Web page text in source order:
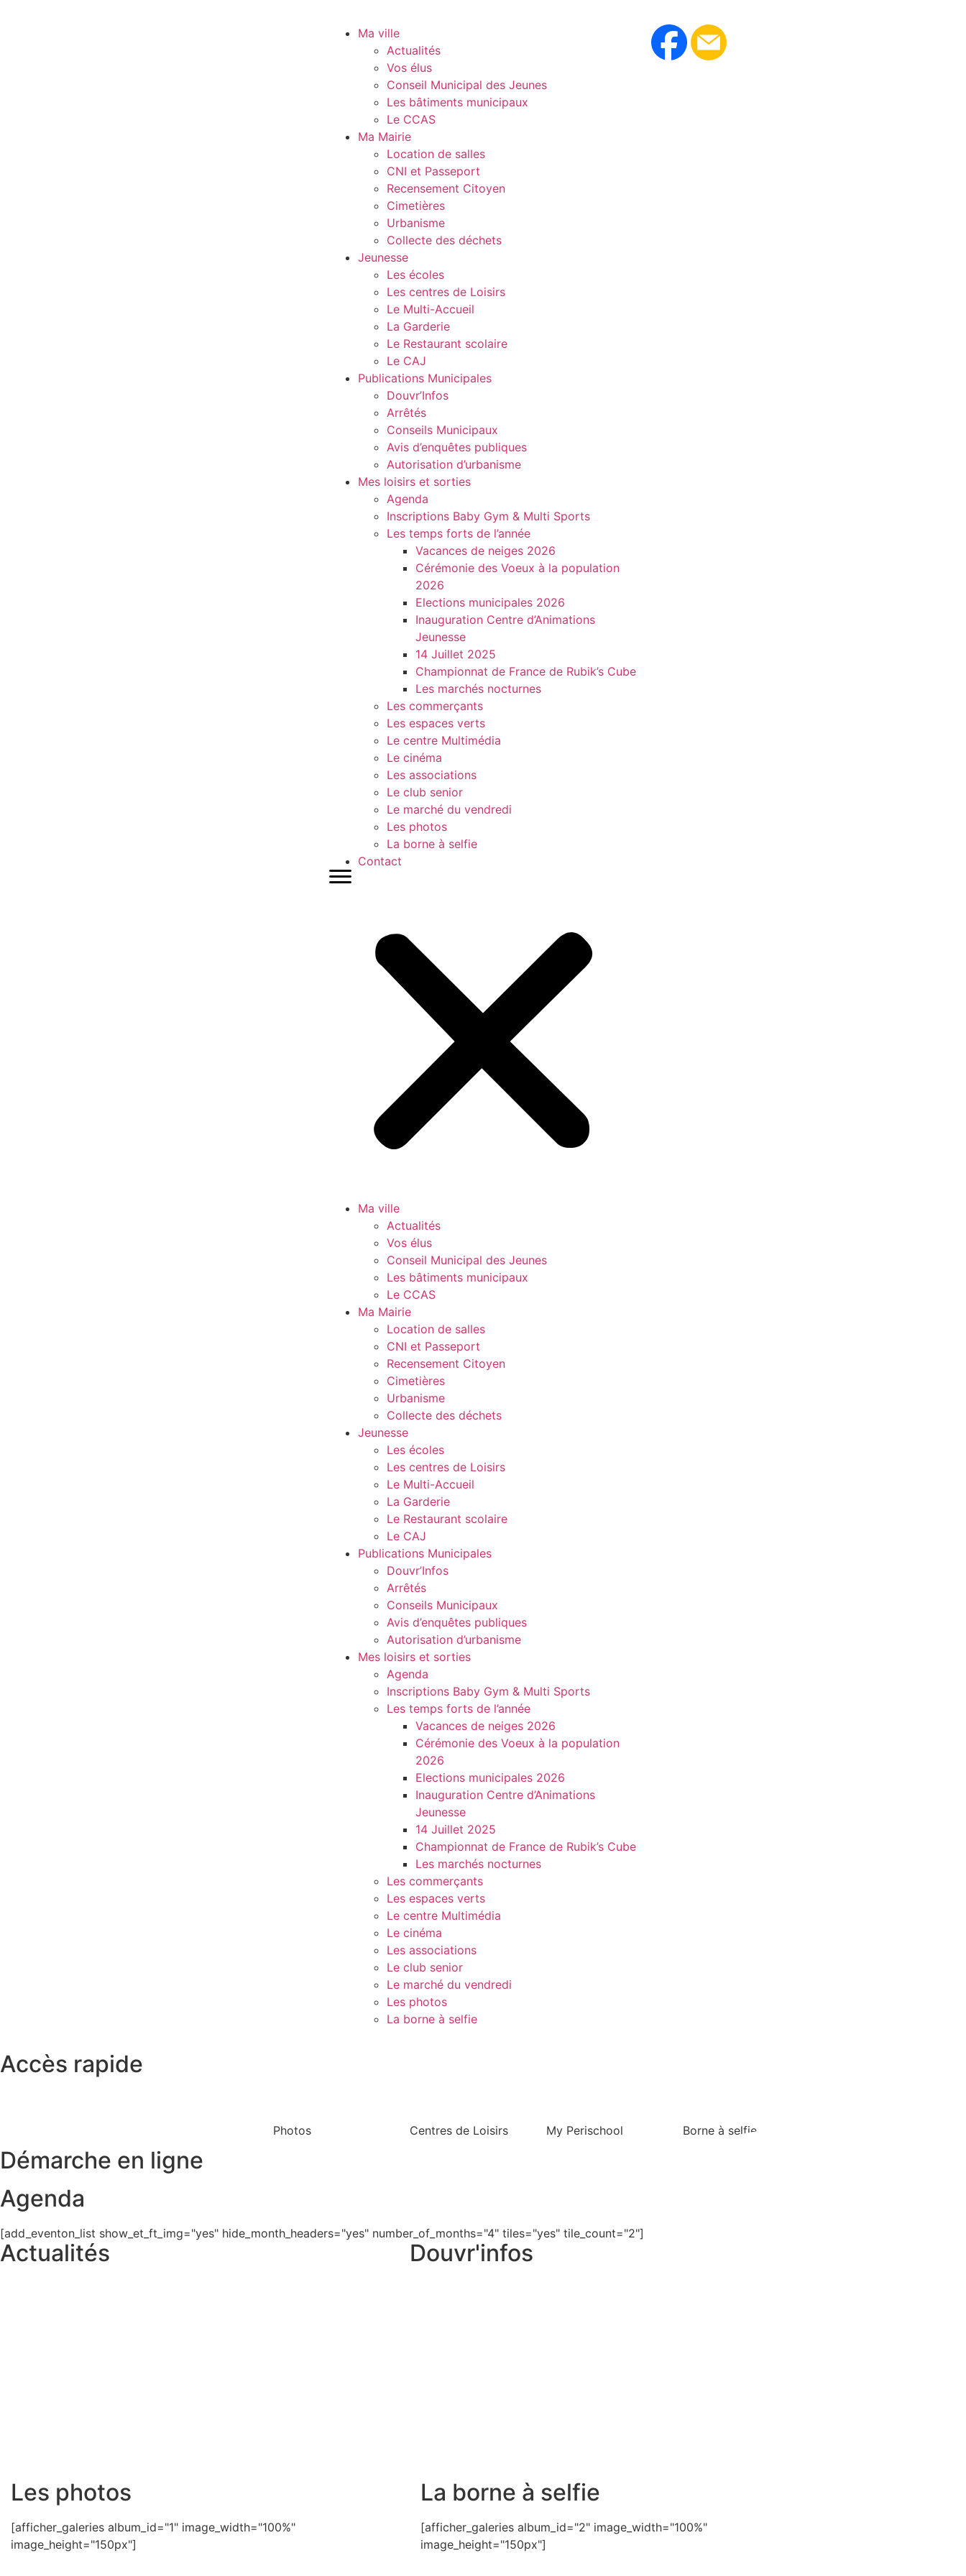
Ma ville
Actualités
Vos élus
Conseil Municipal des Jeunes
Les bâtiments municipaux
Le CCAS
Ma Mairie
Location de salles
CNI et Passeport
Recensement Citoyen
Cimetières
Urbanisme
Collecte des déchets
Jeunesse
Les écoles
Les centres de Loisirs
Le Multi-Accueil
La Garderie
Le Restaurant scolaire
Le CAJ
Publications Municipales
Douvr’Infos
Arrêtés
Conseils Municipaux
Avis d’enquêtes publiques
Autorisation d’urbanisme
Mes loisirs et sorties
Agenda
Inscriptions Baby Gym & Multi Sports
Les temps forts de l’année
Vacances de neiges 2026
Cérémonie des Voeux à la population
2026
Elections municipales 2026
Inauguration Centre d’Animations
Jeunesse
14 Juillet 2025
Championnat de France de Rubik’s Cube
Les marchés nocturnes
Les commerçants
Les espaces verts
Le centre Multimédia
Le cinéma
Les associations
Le club senior
Le marché du vendredi
Les photos
La borne à selfie
Contact
Ma ville
Actualités
Vos élus
Conseil Municipal des Jeunes
Les bâtiments municipaux
Le CCAS
Ma Mairie
Location de salles
CNI et Passeport
Recensement Citoyen
Cimetières
Urbanisme
Collecte des déchets
Jeunesse
Les écoles
Les centres de Loisirs
Le Multi-Accueil
La Garderie
Le Restaurant scolaire
Le CAJ
Publications Municipales
Douvr’Infos
Arrêtés
Conseils Municipaux
Avis d’enquêtes publiques
Autorisation d’urbanisme
Mes loisirs et sorties
Agenda
Inscriptions Baby Gym & Multi Sports
Les temps forts de l’année
Vacances de neiges 2026
Cérémonie des Voeux à la population
2026
Elections municipales 2026
Inauguration Centre d’Animations
Jeunesse
14 Juillet 2025
Championnat de France de Rubik’s Cube
Les marchés nocturnes
Les commerçants
Les espaces verts
Le centre Multimédia
Le cinéma
Les associations
Le club senior
Le marché du vendredi
Les photos
La borne à selfie
Accès rapide
Photos Centres de Loisirs My Perischool Borne à selfie
Démarche en ligne
Agenda
[add_eventon_list show_et_ft_img="yes" hide_month_headers="yes" number_of_months="4" tiles="yes" tile_count="2"]
Actualités Douvr'infos
Les photos
[afficher_galeries album_id="1" image_width="100%"
image_height="150px"]
La borne à selfie
[afficher_galeries album_id="2" image_width="100%"
image_height="150px"]